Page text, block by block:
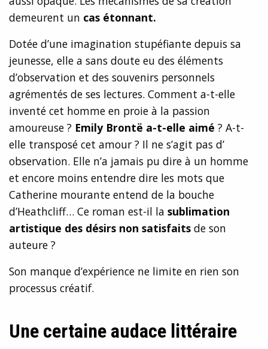
demeurent un cas étonnant.
Dotée d’une imagination stupéfiante depuis sa
jeunesse, elle a sans doute eu des éléments
d’observation et des souvenirs personnels
agrémentés de ses lectures. Comment a-t-elle
inventé cet homme en proie à la passion
amoureuse ? Emily Brontë a-t-elle aimé ? A-t-
elle transposé cet amour ? Il ne s’agit pas d’
observation. Elle n’a jamais pu dire à un homme
et encore moins entendre dire les mots que
Catherine mourante entend de la bouche
d’Heathcliff… Ce roman est-il la sublimation
artistique des désirs non satisfaits de son
auteure ?
Son manque d’expérience ne limite en rien son
processus créatif.
Une certaine audace littéraire